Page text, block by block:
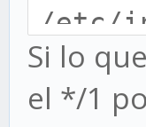
/etc/
Si lo
el */1